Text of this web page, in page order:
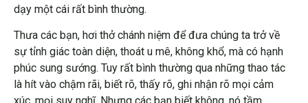
dạy một cái rất bình thường.
Thưa các bạn, hơi thở chánh niệm để đưa chúng ta trở về
sự tỉnh giác toàn diện, thoát u mê, không khổ, mà có hạnh
phúc sung sướng. Tuy rất bình thường qua những thao tác
là hít vào chậm rãi, biết rõ, thấy rõ, ghi nhận rõ mọi cảm